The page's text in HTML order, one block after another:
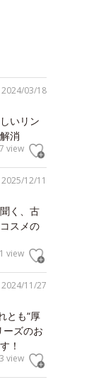
2024/03/18
いリン
消
view
2025/12/11
く、古
スメの
view
2024/11/27
とも“厚
ーズのお
！
view